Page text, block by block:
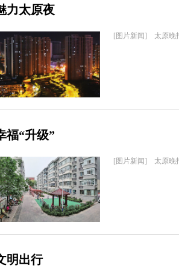
力太原夜
[图片新闻] 太原晚
福“升级”
[图片新闻] 太原晚
明出行